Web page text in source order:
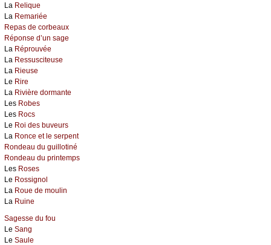
La Relique
La Remariée
Repas de corbeaux
Réponse d’un sage
La Réprouvée
La Ressusciteuse
La Rieuse
Le Rire
La Rivière dormante
Les Robes
Les Rocs
Le Roi des buveurs
La Ronce et le serpent
Rondeau du guillotiné
Rondeau du printemps
Les Roses
Le Rossignol
La Roue de moulin
La Ruine
Sagesse du fou
Le Sang
Le Saule